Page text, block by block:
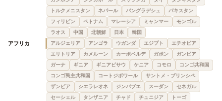
トルクメニスタン
ネパール バングラデシュ
パキスタン
フィリピン
ベトナム マレーシア ミャンマー
モンゴル
ラオス
中国 北朝鮮 日本 韓国
アフリカ アルジェリア アンゴラ ウガンダ エジプト
エチオピア
エリトリア
カメルーン カーボベルデ ガボン
ガンビア
ガーナ
ギニア ギニアビサウ ケニア コモロ
コンゴ共和国
コンゴ民主共和国
コートジボワール
サントメ・プリンシペ
ザンビア
シエラレオネ ジンバブエ スーダン
セネガル
セーシェル
タンザニア チャド チュニジア
トーゴ